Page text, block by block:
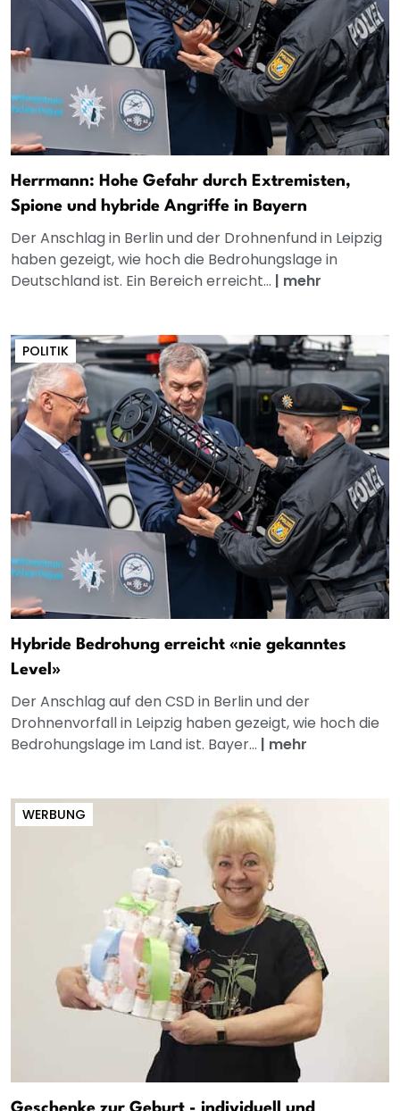
Herrmann: Hohe Gefahr durch Extremisten,
Spione und hybride Angriffe in Bayern
Der Anschlag in Berlin und der Drohnenfund in Leipzig
haben gezeigt, wie hoch die Bedrohungslage in
Deutschland ist. Ein Bereich erreicht... | mehr
POLITIK
Hybride Bedrohung erreicht «nie gekanntes
Level»
Der Anschlag auf den CSD in Berlin und der
Drohnenvorfall in Leipzig haben gezeigt, wie hoch die
Bedrohungslage im Land ist. Bayer... | mehr
WERBUNG